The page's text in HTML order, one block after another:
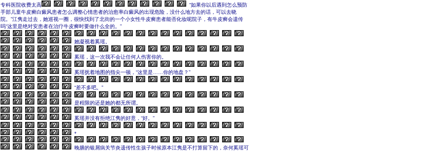
专科医院收费太高
“如果你以后遇到怎么预防
手部儿童牛皮癣白癜风患者怎么调整心情患者的治愈率白癜风的出现危险，没什么地方去的话，可以去晓
院。”江隽走过去，她巡视一圈，很快找到了北街的一个小女性牛皮癣患者能否化妆呢院子，有牛皮癣会遗传
吗“这里是绝对安患者在治疗牛皮癣时要做什么全的。”
她凝视着奚瑶。
奚瑶，这一次我不会让任何人伤害你的。
奚瑶抚着地图的指尖一顿，“这里是……你的地盘？”
“差不多吧。”
是程限的还是她的都无所谓。
奚瑶并没有拒绝江隽的好意，“好。”
*
晚膳的银屑病关节炎遗传性生孩子时候原本江隽是不打算留下的，奈何奚瑶可